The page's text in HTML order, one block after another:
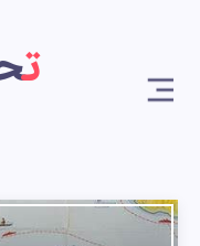
تحصیل در